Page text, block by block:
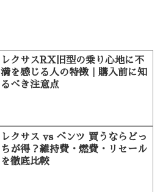
レクサスRX旧型の乗り心地に不
満を感じる人の特徴｜購入前に知
るべき注意点
レクサス vs ベンツ 買うならどっ
ちが得？維持費・燃費・リセール
を徹底比較